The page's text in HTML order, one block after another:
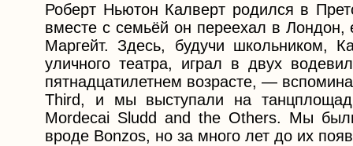
Роберт Ньютон Калверт родился в
вместе с семьёй он переехал в Лондон,
Маргейт. Здесь, будучи школьником,
уличного театра, играл в двух
пятнадцатилетнем возрасте, —
Third, и мы выступали на
Mordecai Sludd and the Others. Мы
вроде Bonzos, но за много лет до их